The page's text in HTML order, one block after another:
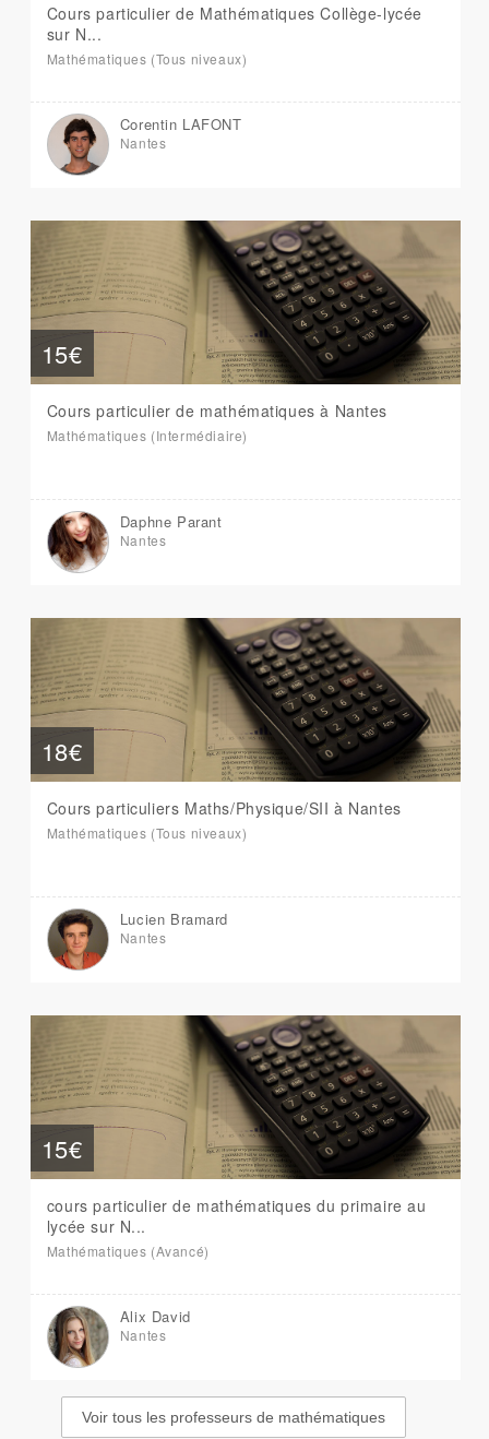
Cours particulier de Mathématiques Collège-lycée
sur N...
Mathématiques (Tous niveaux)
Corentin LAFONT
Nantes
15€
Cours particulier de mathématiques à Nantes
Mathématiques (Intermédiaire)
Daphne Parant
Nantes
18€
Cours particuliers Maths/Physique/SII à Nantes
Mathématiques (Tous niveaux)
Lucien Bramard
Nantes
15€
cours particulier de mathématiques du primaire au
lycée sur N...
Mathématiques (Avancé)
Alix David
Nantes
Voir tous les professeurs de mathématiques